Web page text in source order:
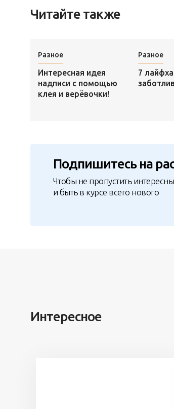
Читайте также
Разное
Интересная идея
надписи с помощью
клея и верёвочки!
Разное
7
Подпишитесь на
Чтобы не пропустить
и быть в курсе всего нового
Интересное